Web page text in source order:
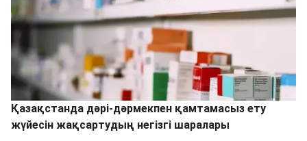
Қазақстанда дәрі-дәрмекпен қамтамасыз ету
жүйесін жақсартудың негізгі шаралары